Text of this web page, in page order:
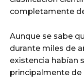
completamente
Aunque se sabe
durante miles de
existencia habían
principalmente